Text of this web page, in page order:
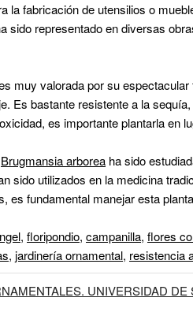
la fabricación de utensilios o
sido representado en diversas
muy valorada por su
Es bastante resistente a la
es importante plantarla en
Brugmansia arborea ha sido
sido utilizados en la medicina
es fundamental manejar esta
, floripondio, campanilla, flores
, jardinería ornamental, resistencia
UNIVERSIDAD DE